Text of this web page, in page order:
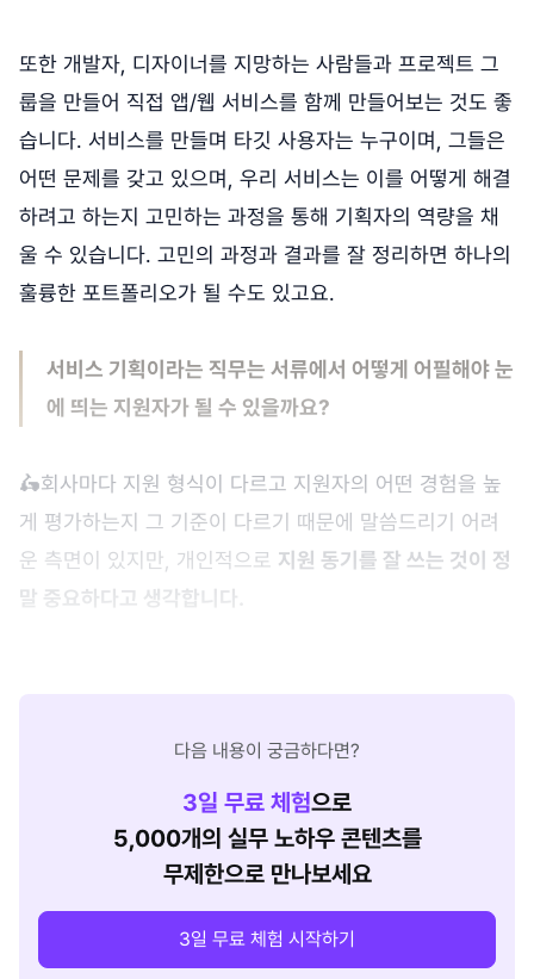
또한 개발자, 디자이너를 지망하는 사람들과 프로젝트 그
룹을 만들어 직접 앱/웹 서비스를 함께 만들어보는 것도 좋
습니다. 서비스를 만들며 타깃 사용자는 누구이며, 그들은
어떤 문제를 갖고 있으며, 우리 서비스는 이를 어떻게 해결
하려고 하는지 고민하는 과정을 통해 기획자의 역량을 채
울 수 있습니다. 고민의 과정과 결과를 잘 정리하면 하나의
훌륭한 포트폴리오가 될 수도 있고요.
서비스 기획이라는 직무는 서류에서 어떻게 어필해야 눈
에 띄는 지원자가 될 수 있을까요?
🛵회사마다 지원 형식이 다르고 지원자의 어떤 경험을 높
게 평가하는지 그 기준이 다르기 때문에 말씀드리기 어려
운 측면이 있지만, 개인적으로 지원 동기를 잘 쓰는 것이 정
말 중요하다고 생각합니다.
다음 내용이 궁금하다면?
3일 무료 체험으로
5,000개의 실무 노하우 콘텐츠를
무제한으로 만나보세요
3일 무료 체험 시작하기